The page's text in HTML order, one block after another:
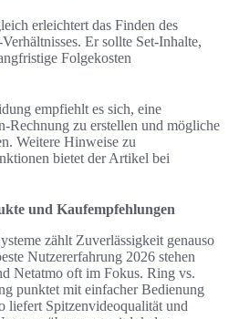
erleichtert das Finden des
Er sollte Set-Inhalte,
Folgekosten
empfiehlt es sich, eine
Rechnung zu erstellen und mögliche
Weitere Hinweise zu
bietet der Artikel bei
und Kaufempfehlungen
zählt Zuverlässigkeit genauso
Nutzererfahrung 2026 stehen
Netatmo oft im Fokus. Ring vs.
punktet mit einfacher Bedienung
liefert Spitzenvideoqualität und